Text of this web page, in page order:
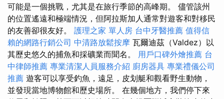
可能是一個挑戰，尤其是在旅行季節的高峰期。 儘管該州
的位置遙遠和極端情況，但阿拉斯加人通常對遊客和對移民
的友善卻很友好。 護理之家 單人房 台中牙醫推薦 值得信
賴的網路行銷公司 中清路放鬆按摩 瓦爾迪茲（Valdez）以
其歷史悠久的捕魚和採礦業而聞名。 用戶口碑外燴推薦 台
中律師推薦 專業清潔人員服務介紹 廚房器具 專業禮儀公司
推薦 遊客可以享受釣魚，遠足，皮划艇和觀看野生動物，
並發現當地博物館和歷史場所。 在幾個地方，我們停下來